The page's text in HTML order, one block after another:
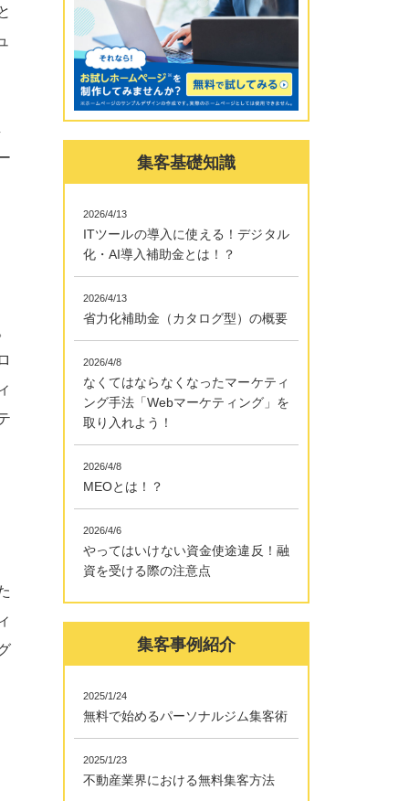
集客基礎知識
2026/4/13
ITツールの導入に使える！デジタル
化・AI導入補助金とは！？
2026/4/13
省力化補助金（カタログ型）の概要
2026/4/8
なくてはならなくなったマーケティ
ング手法「Webマーケティング」を
取り入れよう！
2026/4/8
MEOとは！？
2026/4/6
やってはいけない資金使途違反！融
資を受ける際の注意点
集客事例紹介
2025/1/24
無料で始めるパーソナルジム集客術
2025/1/23
不動産業界における無料集客方法